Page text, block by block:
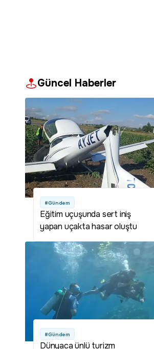
Güncel Haberler
#Gündem
Eğitim uçuşunda sert iniş
yapan uçakta hasar oluştu
#Gündem
Dünyaca ünlü turizm